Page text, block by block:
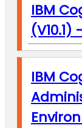
IBM
(V10.1)
IBM